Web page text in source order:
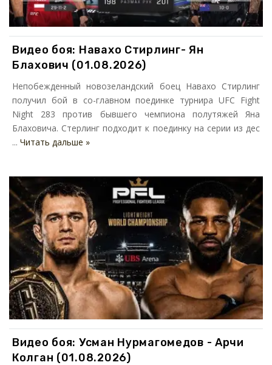
Видео боя: Навахо Стирлинг- Ян
Блахович (01.08.2026)
Непобежденный новозеландский боец Навахо Стирлинг
получил бой в со-главном поединке турнира UFC Fight
Night 283 против бывшего чемпиона полутяжей Яна
Блаховича. Стерлинг подходит к поединку на серии из дес
... Читать дальше »
Видео боя: Усман Нурмагомедов - Арчи
Колган (01.08.2026)